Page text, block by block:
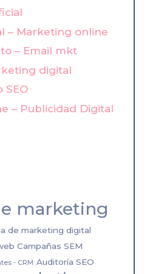
– Marketing online
– Email mkt
digital
SEO
– Publicidad Digital
marketing
de marketing digital
Campañas SEM
- CRM Auditoría SEO